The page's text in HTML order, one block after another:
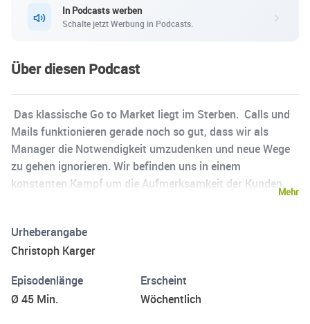
In Podcasts werben
Schalte jetzt Werbung in Podcasts.
Über diesen Podcast
Das klassische Go to Market liegt im Sterben. Calls und
Mails funktionieren gerade noch so gut, dass wir als
Manager die Notwendigkeit umzudenken und neue Wege
zu gehen ignorieren. Wir befinden uns in einem
konstanten Kampf um die Aufmerksamkeit der Kunden.
Produkte, bekommen nicht die Aufmerksamkeit, die sie
verdienen. Und auch bei Inbound-Methoden sind wir einer
gehen wir doch alle kaum noch ans Telefon, wenn wir die
Nummer nicht kennen oder den Anruf nicht erwarten oder
Mehr
Urheberangabe
Christoph Karger
Episodenlänge
Ø 45 Min.
Erscheint
Wöchentlich